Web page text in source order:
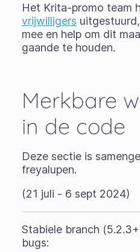
Het Krita-promo team
vrijwilligers
mee en help om dit
gaande te houden.
Merkbare
in de code
Deze sectie is
freyalupen.
(21 juli - 6 sept 2024)
Stabiele branch
bugs: